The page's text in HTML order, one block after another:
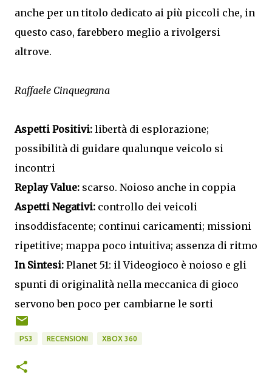
anche per un titolo dedicato ai più piccoli che, in
questo caso, farebbero meglio a rivolgersi
altrove.
Raffaele Cinquegrana
Aspetti Positivi: libertà di esplorazione;
possibilità di guidare qualunque veicolo si
incontri
Replay Value: scarso. Noioso anche in coppia
Aspetti Negativi: controllo dei veicoli
insoddisfacente; continui caricamenti; missioni
ripetitive; mappa poco intuitiva; assenza di ritmo
In Sintesi: Planet 51: il Videogioco è noioso e gli
spunti di originalità nella meccanica di gioco
servono ben poco per cambiarne le sorti
PS3 RECENSIONI XBOX 360